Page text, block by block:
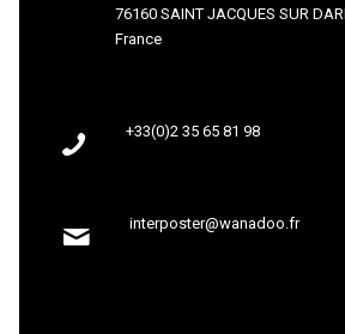
76160 SAINT JACQUES SUR
France
+33(0)2 35 65 81 98
interposter@wanadoo.fr